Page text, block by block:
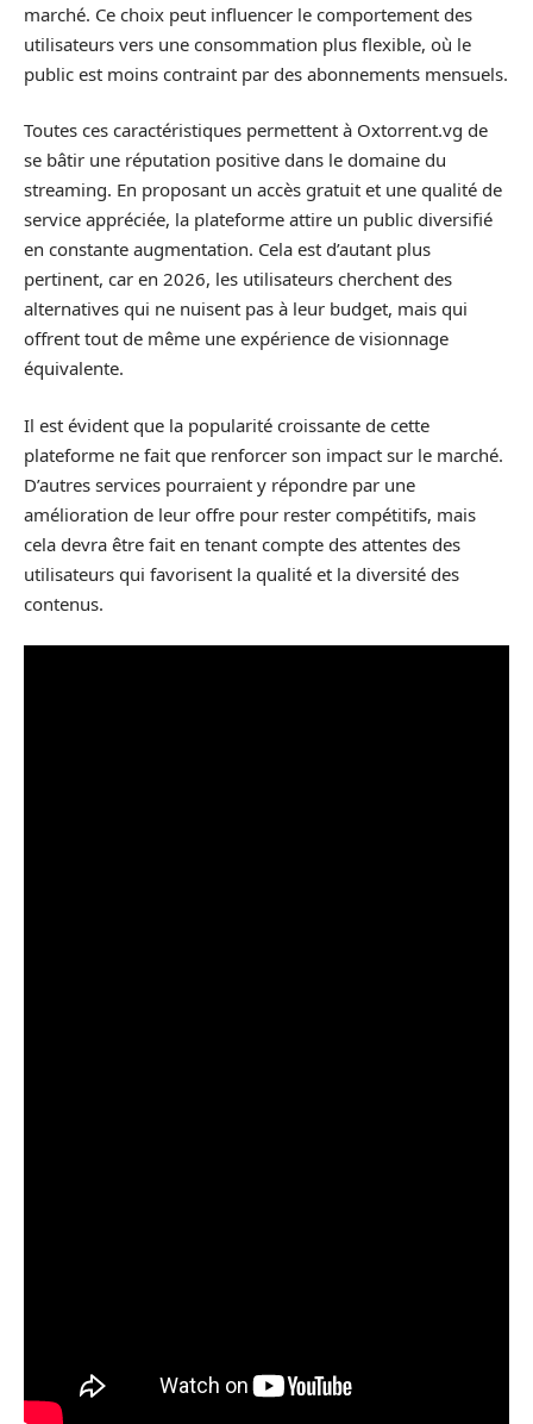
marché. Ce choix peut influencer le comportement des
utilisateurs vers une consommation plus flexible, où le
public est moins contraint par des abonnements mensuels.
Toutes ces caractéristiques permettent à Oxtorrent.vg de
se bâtir une réputation positive dans le domaine du
streaming. En proposant un accès gratuit et une qualité de
service appréciée, la plateforme attire un public diversifié
en constante augmentation. Cela est d’autant plus
pertinent, car en 2026, les utilisateurs cherchent des
alternatives qui ne nuisent pas à leur budget, mais qui
offrent tout de même une expérience de visionnage
équivalente.
Il est évident que la popularité croissante de cette
plateforme ne fait que renforcer son impact sur le marché.
D’autres services pourraient y répondre par une
amélioration de leur offre pour rester compétitifs, mais
cela devra être fait en tenant compte des attentes des
utilisateurs qui favorisent la qualité et la diversité des
contenus.